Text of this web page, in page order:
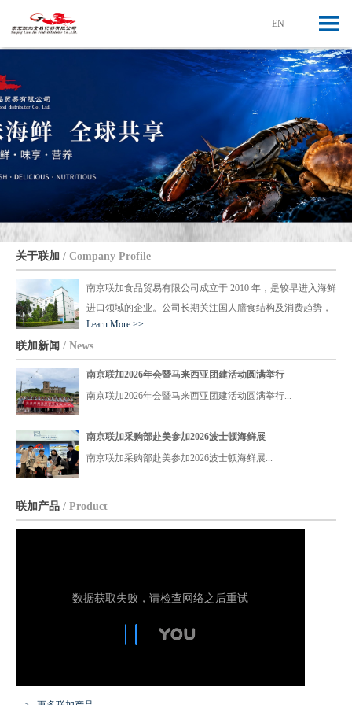
EN
关于联加 / Company Profile
南京联加食品贸易有限公司成立于 2010 年，是较早进入海鲜
进口领域的企业。公司长期关注国人膳食结构及消费趋势，
与欧美等国家建立长期合作关系，搭建国际海鲜贸易枢纽及
销售网络，已获加拿大 World Link Food Distributors Inc 授
权，为中国区域总代理，负责大西洋鲜活龙虾和冷冻海产品
Learn More >>
联加新闻 / News
南京联加2026年会暨马来西亚团建活动圆满举行
南京联加2026年会暨马来西亚团建活动圆满举行...
南京联加采购部赴美参加2026波士顿海鲜展
南京联加采购部赴美参加2026波士顿海鲜展...
联加产品 / Product